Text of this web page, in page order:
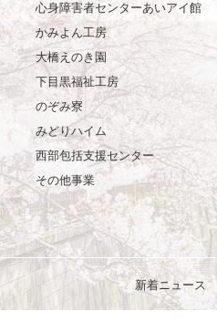
心身障害者センターあいアイ館
かみよん工房
大橋えのき園
下目黒福祉工房
のぞみ寮
みどりハイム
西部包括支援センター
その他事業
新着ニュース